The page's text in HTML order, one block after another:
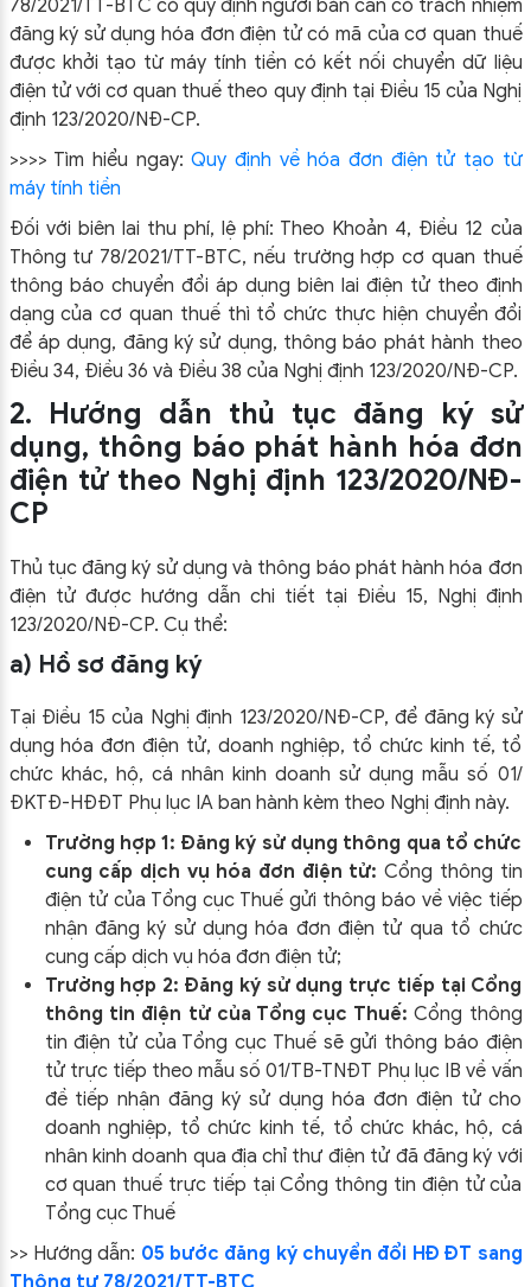
78/2021/TT-BTC có quy định người bán cần có trách nhiệm
đăng ký sử dụng hóa đơn điện tử có mã của cơ quan thuế
được khởi tạo từ máy tính tiền có kết nối chuyển dữ liệu
điện tử với cơ quan thuế theo quy định tại Điều 15 của Nghị
định 123/2020/NĐ-CP.
>>>> Tìm hiểu ngay:Quy định về hóa đơn điện tử tạo từ
máy tính tiền
Đối với biên lai thu phí, lệ phí: Theo Khoản 4, Điều 12 của
Thông tư 78/2021/TT-BTC, nếu trường hợp cơ quan thuế
thông báo chuyển đổi áp dụng biên lai điện tử theo định
dạng của cơ quan thuế thì tổ chức thực hiện chuyển đổi
để áp dụng, đăng ký sử dụng, thông báo phát hành theo
Điều 34, Điều 36 và Điều 38 của Nghị định 123/2020/NĐ-CP.
2. Hướng dẫn thủ tục đăng ký sử
dụng, thông báo phát hành hóa đơn
điện tử theo Nghị định 123/2020/NĐ-
CP
Thủ tục đăng ký sử dụng và thông báo phát hành hóa đơn
điện tử được hướng dẫn chi tiết tại Điều 15, Nghị định
123/2020/NĐ-CP. Cụ thể:
a) Hồ sơ đăng ký
Tại Điều 15 của Nghị định 123/2020/NĐ-CP, để đăng ký sử
dụng hóa đơn điện tử, doanh nghiệp, tổ chức kinh tế, tổ
chức khác, hộ, cá nhân kinh doanh sử dụng mẫu số 01/
ĐKTĐ-HĐĐT Phụ lục IA ban hành kèm theo Nghị định này.
Trường hợp 1: Đăng ký sử dụng thông qua tổ chức
cung cấp dịch vụ hóa đơn điện tử: Cổng thông tin
điện tử của Tổng cục Thuế gửi thông báo về việc tiếp
nhận đăng ký sử dụng hóa đơn điện tử qua tổ chức
cung cấp dịch vụ hóa đơn điện tử;
Trường hợp 2: Đăng ký sử dụng trực tiếp tại Cổng
thông tin điện tử của Tổng cục Thuế: Cổng thông
tin điện tử của Tổng cục Thuế sẽ gửi thông báo điện
tử trực tiếp theo mẫu số 01/TB-TNĐT Phụ lục IB về vấn
đề tiếp nhận đăng ký sử dụng hóa đơn điện tử cho
doanh nghiệp, tổ chức kinh tế, tổ chức khác, hộ, cá
nhân kinh doanh qua địa chỉ thư điện tử đã đăng ký với
cơ quan thuế trực tiếp tại Cổng thông tin điện tử của
Tổng cục Thuế
>> Hướng dẫn: 05 bước đăng ký chuyển đổi HĐ ĐT sang
Thông tư 78/2021/TT-BTC